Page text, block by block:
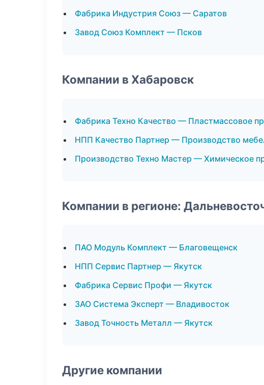
Фабрика Индустрия Союз — Саратов
Завод Союз Комплект — Псков
Компании в Хабаровск
Фабрика Техно Качество — Пластмассовое
НПП Качество Партнер — Производство
Производство Техно Мастер — Химическое
Компании в регионе:
ПАО Модуль Комплект — Благовещенск
НПП Сервис Партнер — Якутск
Фабрика Сервис Профи — Якутск
ЗАО Система Эксперт — Владивосток
Завод Точность Металл — Якутск
Другие компании